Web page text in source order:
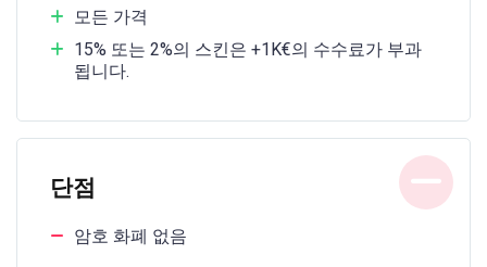
모든 가격
15% 또는 2%의 스킨은 +1K€의 수수료가 부과
됩니다.
단점
암호 화폐 없음